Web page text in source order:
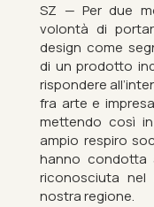
SZ — Per due
volontà di
design come
di un pro­dotto
rispon­dere
fra arte e
mettendo così
ampio respiro
hanno con­dotta
ricon­os­ciuta nel
nos­tra re­gione.